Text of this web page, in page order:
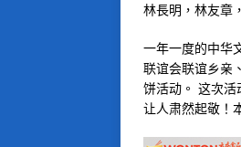
林長明，林友章
一年一度的中华
联谊会联谊乡亲
饼活动。 这次
让人肃然起敬！